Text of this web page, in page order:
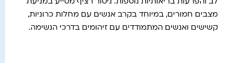
לב והפרעות בריאותיות נוספות. ניטור רציף מסייע במניעת
מצבים חמורים, במיוחד בקרב אנשים עם מחלות כרוניות,
קשישים ואנשים המתמודדים עם זיהומים בדרכי הנשימה.